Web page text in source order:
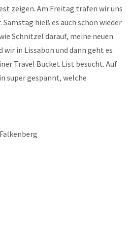
zeigen. Am Freitag trafen wir uns
hieß es auch schon wieder
Schnitzel darauf, meine neuen
wir in Lissabon und dann geht es
Travel Bucket List besucht. Auf
super gespannt, welche